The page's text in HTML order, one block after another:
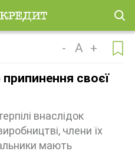
- A +
своєї
внаслідок
члени їх
мають